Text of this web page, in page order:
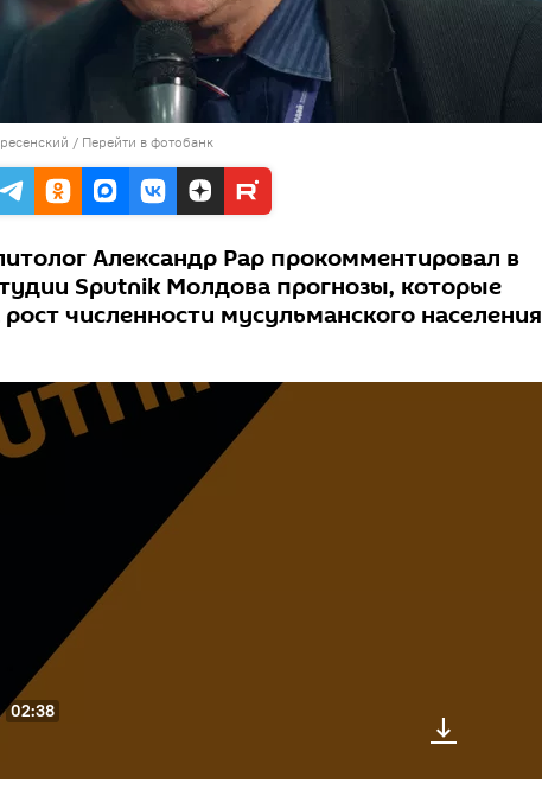
/ Перейти в фотобанк
Александр Рар прокомментировал в
Sputnik Молдова прогнозы, которые
численности мусульманского населения
02:38